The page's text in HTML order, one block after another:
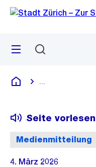
Navigation
Sprunglink
Menü
Deutsch
Medienmitteilung
Seite vorlesen
4. März 2026